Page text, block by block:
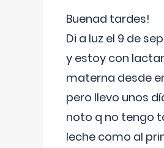
Buenad tardes!
Di a luz el 9 de
y estoy con
materna desde
pero llevo unos
noto q no tengo
leche como al